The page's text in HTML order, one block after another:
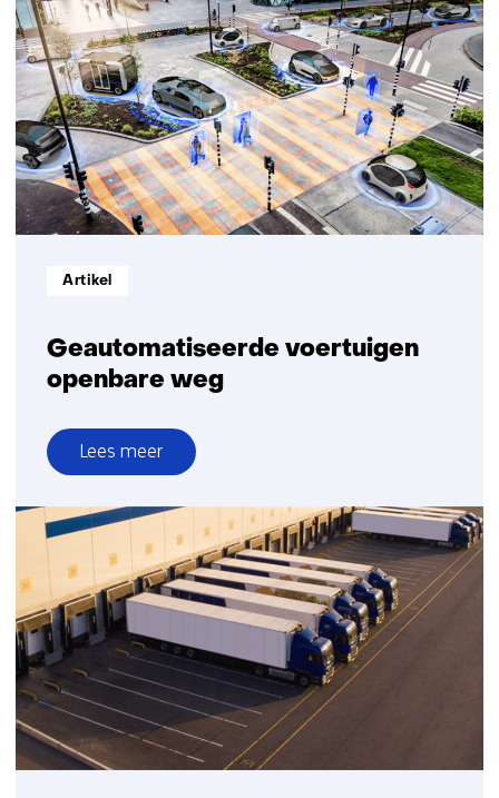
Geautomatiseerde voertuigen
openbare weg
Informatietype:
Artikel
Lees meer
over
Geautomatiseerde
voertuigen
openbare
weg